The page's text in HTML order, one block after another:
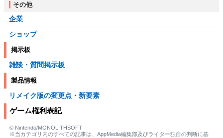
その他
企業
ショップ
掲示板
雑談・質問掲示板
製品情報
リメイク版の変更点・新要素
ゲーム権利表記
© Nintendo/MONOLITHSOFT
※当カテゴリ内のすべての記事は、AppMedia編集部及びライター独自の判断に基